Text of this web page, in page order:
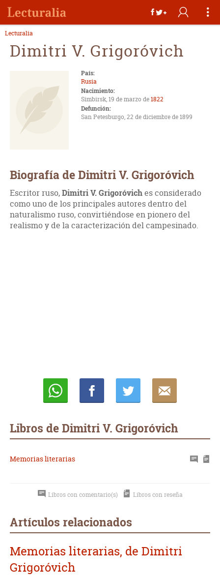
Lecturalia
Dimitri V. Grigoróvich
País:
Rusia
Nacimiento:
Simbirsk, 19 de marzo de1822
Defunción:
San Petesburgo, 22 de diciembre de 1899
Biografía de Dimitri V. Grigoróvich
Escritor ruso,Dimitri V. Grigoróviches considerado
como uno de los principales autores dentro del
naturalismo ruso, convirtiéndose en pionero del
realismo y de la caracterización del campesinado.
Libros de Dimitri V. Grigoróvich
Memorias literarias
Libros con comentario(s) Libros con reseña
Artículos relacionados
Memorias literarias, de Dimitri
Grigoróvich